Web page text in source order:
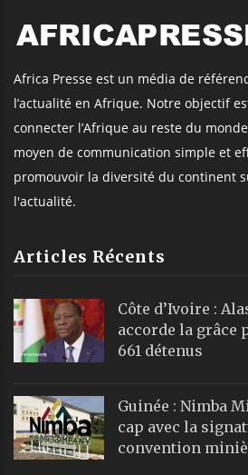
Africa Presse est un média de
l’actualité en Afrique. Notre objectif
connecter l’Afrique au reste du
moyen de communication simple et
promouvoir la diversité du continent
l'actualité.
Articles Récents
Côte d’Ivoire :
accorde la grâce
661 détenus
Guinée : Nimba
cap avec la
convention